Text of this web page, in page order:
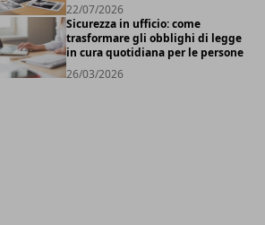
22/07/2026
Sicurezza in ufficio: come
trasformare gli obblighi di legge
in cura quotidiana per le persone
26/03/2026